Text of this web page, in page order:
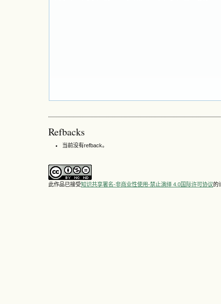
Refbacks
当前没有refback。
此作品已接受知识共享署名-非商业性使用-禁止演绎 4.0国际许可协议的